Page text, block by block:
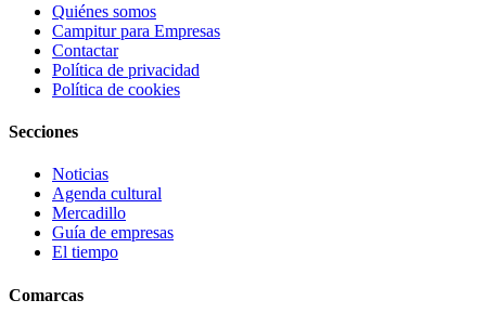
Quiénes somos
Campitur para Empresas
Contactar
Política de privacidad
Política de cookies
Secciones
Noticias
Agenda cultural
Mercadillo
Guía de empresas
El tiempo
Comarcas